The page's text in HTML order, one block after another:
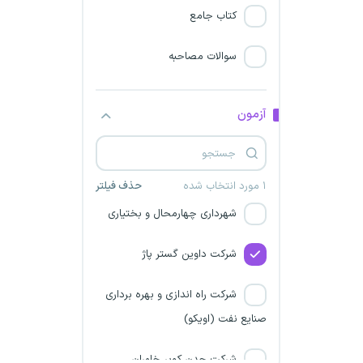
کتاب جامع
سوالات مصاحبه
آزمون
۱ مورد انتخاب شده حذف فیلتر
پتروشیمی ارغوان گستر ایلام
خلیج فارس
دانشگاه علمی کاربردی
پتروشیمی صدف خلیج‌فارس
شهرداری چهارمحال و بختیاری
شرکت داوین گستر پاژ
شرکت راه اندازی و بهره برداری
صنایع نفت (اویکو)
شرکت چدن کویر خاوران